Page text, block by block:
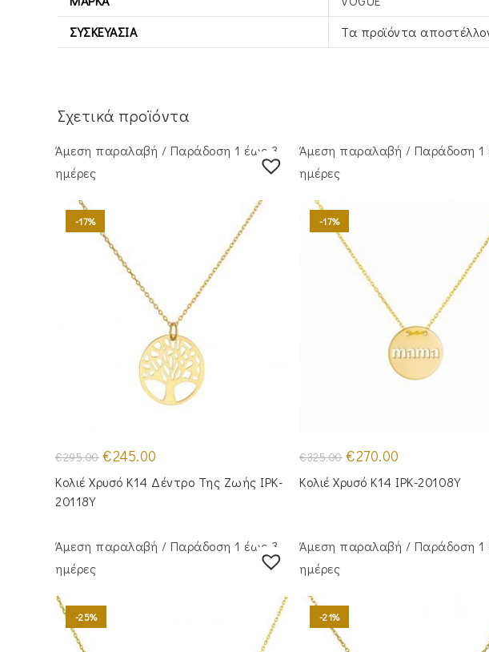
ΣΥΣΚΕΥΑΣΊΑ
Τα προϊόντα
Σχετικά προϊόντα
Άμεση παραλαβή / Παράδoση 1 έως 3
ημέρες
-17%
€295.00 Original
price
was:
€295.00.
€245.00
τιμή
είναι:
Κολιέ Χρυσό Κ14 Δέντρο Της Ζωής IPK-
20118Y
Άμεση παραλαβή / Παράδoση 1
ημέρες
-17%
€325.00 Original
price
was:
€325.00.
€270.00
τιμή
είναι:
Κολιέ Χρυσό Κ14 IPK-20108Y
Άμεση παραλαβή / Παράδoση 1 έως 3
ημέρες
-25%
Άμεση παραλαβή / Παράδoση 1
ημέρες
-21%